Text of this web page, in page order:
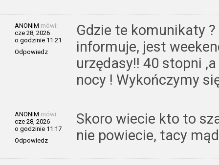
ANONIM mówi:
cze 28, 2026
o godzinie 11:21
Odpowiedz
Gdzie te komunikaty
informuje, jest
urzędasy!! 40 stopni
nocy ! Wykończymy
ANONIM mówi:
cze 28, 2026
o godzinie 11:17
Odpowiedz
Skoro wiecie kto to
nie powiecie, tacy